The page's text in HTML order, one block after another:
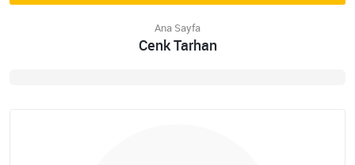
Ana Sayfa
Cenk Tarhan